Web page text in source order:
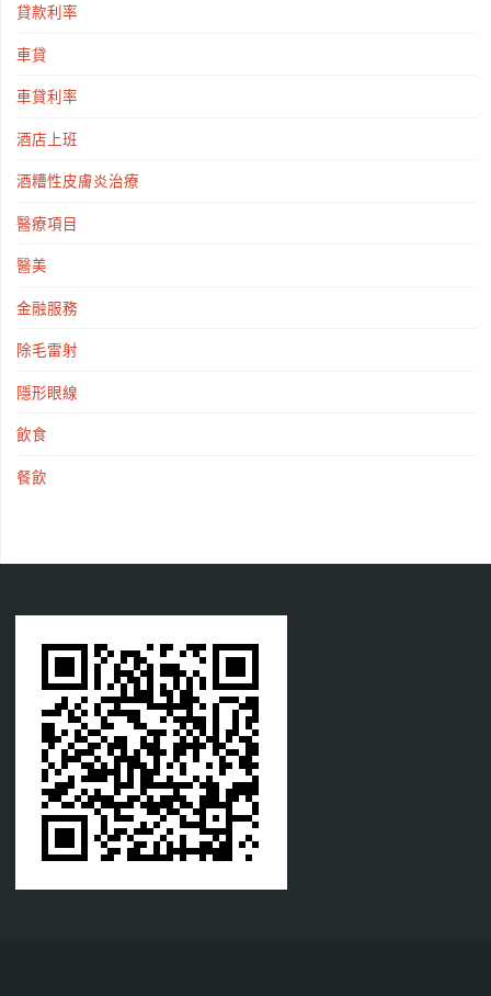
貸款利率
車貸
車貸利率
酒店上班
酒糟性皮膚炎治療
醫療項目
醫美
金融服務
除毛雷射
隱形眼線
飲食
餐飲